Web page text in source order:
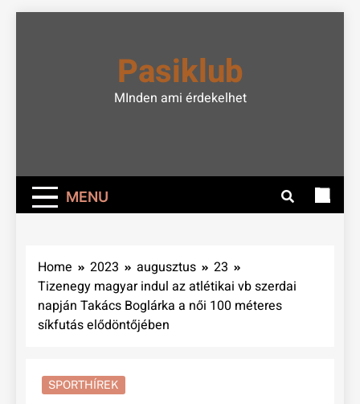
Pasiklub
MInden ami érdekelhet
MENU
Home 2023 augusztus
23
Tizenegy magyar indul az atlétikai vb szerdai
napján Takács Boglárka a női 100 méteres
síkfutás elődöntőjében
SPORTHÍREK